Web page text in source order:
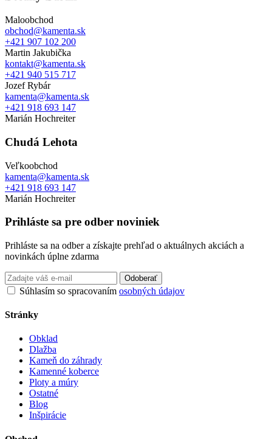
Maloobchod
obchod@kamenta.sk
+421 907 102 200
Martin Jakubička
kontakt@kamenta.sk
+421 940 515 717
Jozef Rybár
kamenta@kamenta.sk
+421 918 693 147
Marián Hochreiter
Chudá Lehota
Veľkoobchod
kamenta@kamenta.sk
+421 918 693 147
Marián Hochreiter
Prihláste sa pre odber noviniek
Prihláste sa na odber a získajte prehľad o aktuálnych akciách a
novinkách úplne zdarma
Odoberať
Súhlasím so spracovaním osobných údajov
Stránky
Obklad
Dlažba
Kameň do záhrady
Kamenné koberce
Ploty a múry
Ostatné
Blog
Inšpirácie